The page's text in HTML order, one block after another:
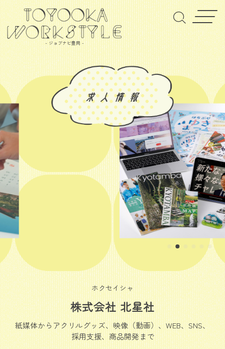
- ジョブナビ豊岡 -
ホクセイシャ
株式会社 北星社
紙媒体からアクリルグッズ、映像（動画）、WEB、SNS、
採用支援、商品開発まで